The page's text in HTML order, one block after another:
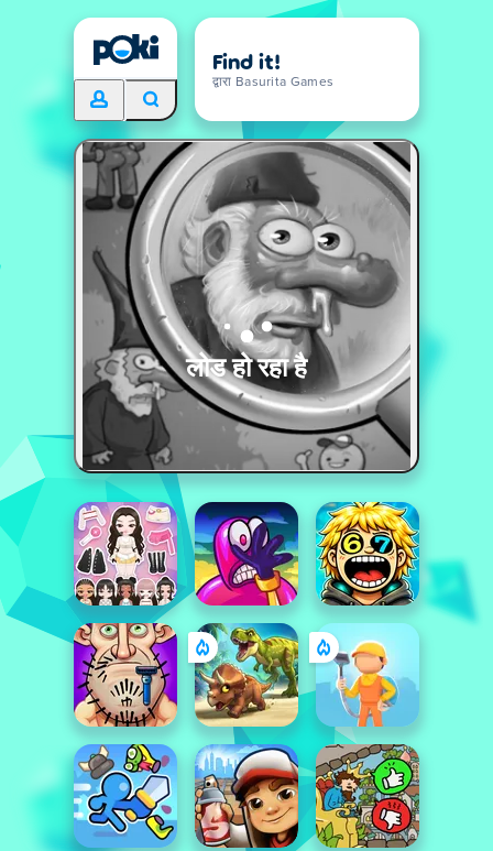
Find it!
द्वारा Basurita Games
लोड हो रहा है